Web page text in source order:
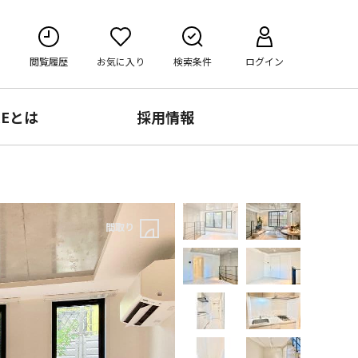
閲覧履歴 お気に入り 検索条件 ログイン
とは 採用情報
間取り